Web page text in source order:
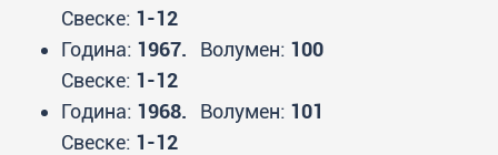
Свеске: 1-12
Година: 1967. Волумен: 100
Свеске: 1-12
Година: 1968. Волумен: 101
Свеске: 1-12